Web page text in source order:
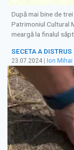
După mai bine de
Patrimoniul Cultural
meargă la finalul
SECETA A DISTRUS
23.07.2024 Ion Mihai